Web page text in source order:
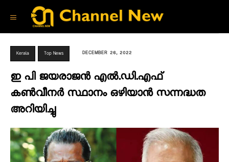
Kerala Top News DECEMBER 26, 2022
ഇ പി ജയരാജൻ എൽ.ഡി.എഫ്
കൺവീനർ സ്ഥാനം ഒഴിയാൻ സന്നദ്ധത
അറിയിച്ചു